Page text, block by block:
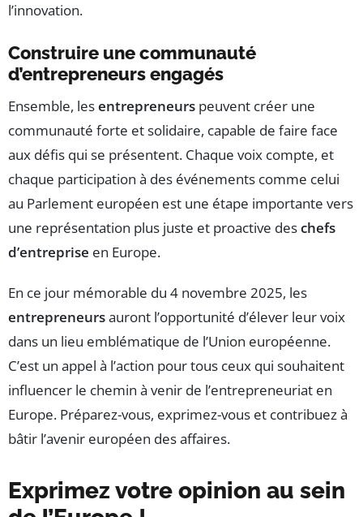
l’innovation.
Construire une communauté
d’entrepreneurs engagés
Ensemble, lesentrepreneurs peuvent créer une
communauté forte et solidaire, capable de faire face
aux défis qui se présentent. Chaque voix compte, et
chaque participation à des événements comme celui
au Parlement européen est une étape importante vers
une représentation plus juste et proactive deschefs
d’entreprise en Europe.
En ce jour mémorable du 4 novembre 2025, les
entrepreneursauront l’opportunité d’élever leur voix
dans un lieu emblématique de l’Union européenne.
C’est un appel à l’action pour tous ceux qui souhaitent
influencer le chemin à venir de l’entrepreneuriat en
Europe. Préparez-vous, exprimez-vous et contribuez à
bâtir l’avenir européen des affaires.
Exprimez votre opinion au sein